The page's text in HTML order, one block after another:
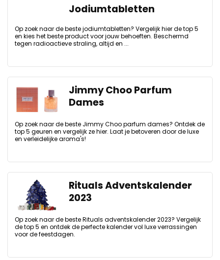
Jodiumtabletten
Op zoek naar de beste jodiumtabletten? Vergelijk hier de top 5
en kies het beste product voor jouw behoeften. Beschermd
tegen radioactieve straling, altijd en ...
Jimmy Choo Parfum
Dames
Op zoek naar de beste Jimmy Choo parfum dames? Ontdek de
top 5 geuren en vergelijk ze hier. Laat je betoveren door de luxe
en verleidelijke aroma's!
Rituals Adventskalender
2023
Op zoek naar de beste Rituals adventskalender 2023? Vergelijk
de top 5 en ontdek de perfecte kalender vol luxe verrassingen
voor de feestdagen.